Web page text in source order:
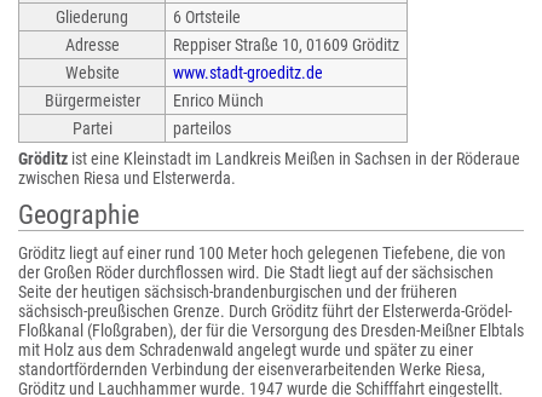
Gliederung
6 Ortsteile
Adresse
Reppiser Straße 10, 01609 Gröditz
Website
www.stadt-groeditz.de
Bürgermeister
Enrico Münch
Partei
parteilos
Gröditz ist eine Kleinstadt im Landkreis Meißen in Sachsen in der Röderaue
zwischen Riesa und Elsterwerda.
Geographie
Gröditz liegt auf einer rund 100 Meter hoch gelegenen Tiefebene, die von
der Großen Röder durchflossen wird. Die Stadt liegt auf der sächsischen
Seite der heutigen sächsisch-brandenburgischen und der früheren
sächsisch-preußischen Grenze. Durch Gröditz führt der Elsterwerda-Grödel-
Floßkanal (Floßgraben), der für die Versorgung des Dresden-Meißner Elbtals
mit Holz aus dem Schradenwald angelegt wurde und später zu einer
standortfördernden Verbindung der eisenverarbeitenden Werke Riesa,
Gröditz und Lauchhammer wurde. 1947 wurde die Schifffahrt eingestellt.